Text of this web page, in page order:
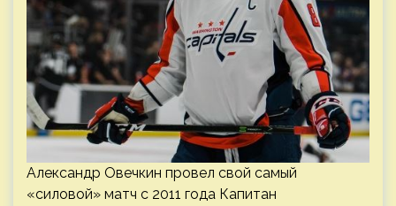
Александр Овечкин провел свой самый
«силовой» матч с 2011 года Капитан